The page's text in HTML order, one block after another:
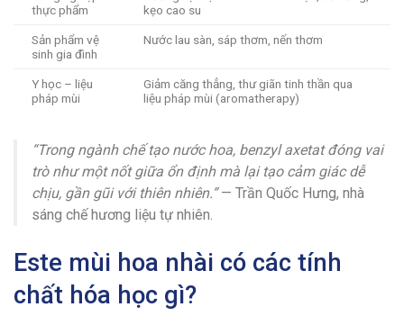
thực phẩm
kẹo cao su
Sản phẩm vệ
sinh gia đình
Nước lau sàn, sáp thơm, nến thơm
Y học – liệu
pháp mùi
Giảm căng thẳng, thư giãn tinh thần qua
liệu pháp mùi (aromatherapy)
“Trong ngành chế tạo nước hoa, benzyl axetat đóng vai
trò như một nốt giữa ổn định mà lại tạo cảm giác dễ
chịu, gần gũi với thiên nhiên.”— Trần Quốc Hưng, nhà
sáng chế hương liệu tự nhiên.
Este mùi hoa nhài có các tính
chất hóa học gì?